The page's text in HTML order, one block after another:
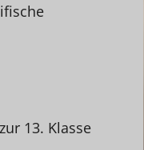
13. Klasse